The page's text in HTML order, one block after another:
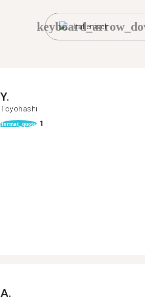
Italienisch
Y.
Toyohashi
format_quote 1
A.